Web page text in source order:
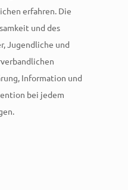
erfahren. Die
und des
Jugendliche und
Information und
bei jedem